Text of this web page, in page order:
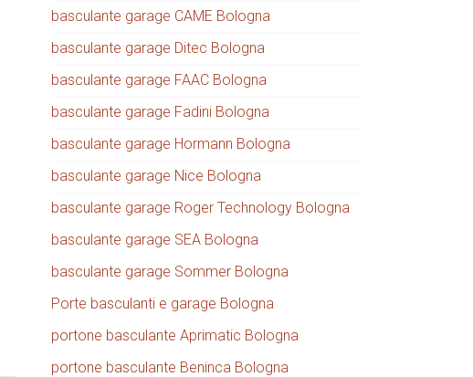
basculante garage CAME Bologna
basculante garage Ditec Bologna
basculante garage FAAC Bologna
basculante garage Fadini Bologna
basculante garage Hormann Bologna
basculante garage Nice Bologna
basculante garage Roger Technology Bologna
basculante garage SEA Bologna
basculante garage Sommer Bologna
Porte basculanti e garage Bologna
portone basculante Aprimatic Bologna
portone basculante Beninca Bologna